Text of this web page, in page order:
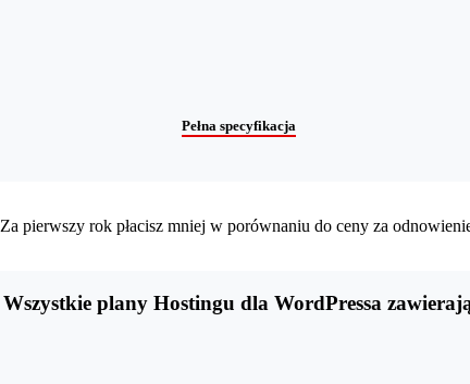
Pełna specyfikacja
Za pierwszy rok płacisz mniej w porównaniu do ceny za
Wszystkie plany Hostingu dla WordPressa